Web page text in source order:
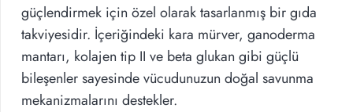
güçlendirmek için özel olarak tasarlanmış bir gıda
takviyesidir. İçeriğindeki kara mürver, ganoderma
mantarı, kolajen tip II ve beta glukan gibi güçlü
bileşenler sayesinde vücudunuzun doğal savunma
mekanizmalarını destekler.